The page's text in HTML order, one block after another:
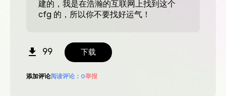
建的，我是在浩瀚的互联网上找到这个
cfg 的，所以你不要找好运气！
99 下载
添加评论阅读评论： 0举报